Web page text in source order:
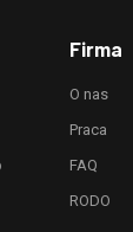
Firma
O nas
Praca
FAQ
RODO